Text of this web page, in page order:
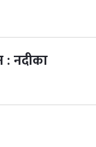
७ महिना बाँकी
: नदीका